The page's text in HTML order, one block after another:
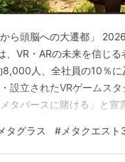
ら頭脳への大遷都」
VR・ARの未来を信じ
人、全社員の10％
設立されたVRゲームス
タバースに賭ける」と宣
のだろうか。 結論から言
耳るビ…
メタグラス # メタクエスト